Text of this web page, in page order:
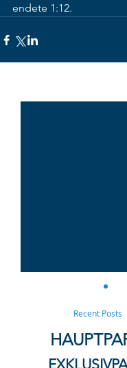
endete 1:12.
Recent Posts